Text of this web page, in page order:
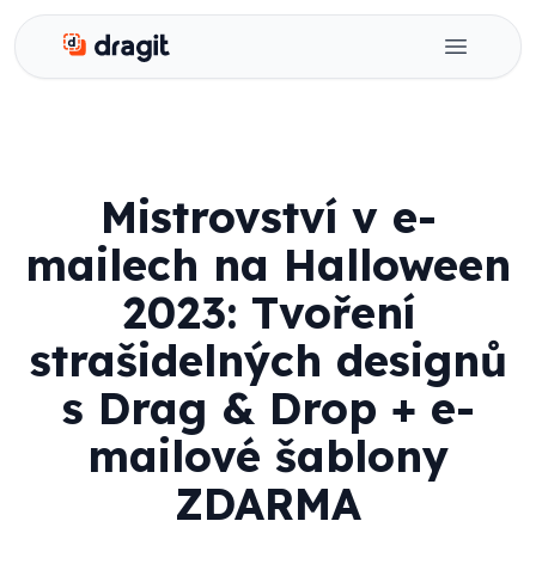
Dragit
Open
Mistrovství v e-
mailech na Halloween
2023: Tvoření
strašidelných designů
s Drag & Drop + e-
mailové šablony
ZDARMA